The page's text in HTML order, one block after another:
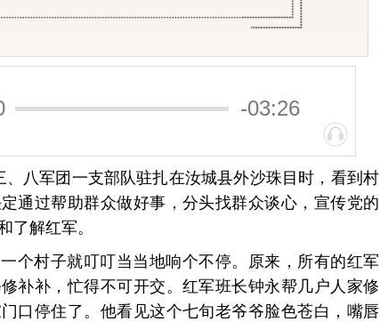
-03:26
、八军团一支部队驻扎在汝城县外沙珠目时，看到村
通过帮助群众做好事，分头找群众谈心，宣传党的
了解红军。
个村子就叮叮当当地响个不停。原来，所有的红军
补补，忙得不可开交。红军班长钟永帮几户人家修
口停住了。他看见这个七旬老爷爷脸色苍白，嘴唇